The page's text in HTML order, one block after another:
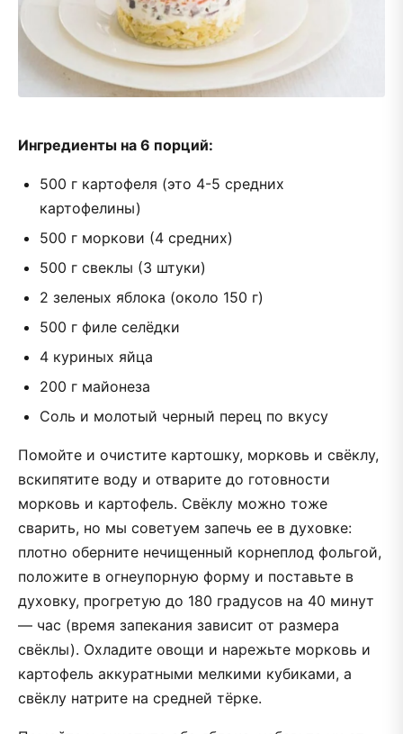
Ингредиенты на 6 порций:
500 г картофеля (это 4-5 средних
картофелины)
500 г моркови (4 средних)
500 г свеклы (3 штуки)
2 зеленых яблока (около 150 г)
500 г филе селёдки
4 куриных яйца
200 г майонеза
Соль и молотый черный перец по вкусу
Помойте и очистите картошку, морковь и свёклу,
вскипятите воду и отварите до готовности
морковь и картофель. Свёклу можно тоже
сварить, но мы советуем запечь ее в духовке:
плотно оберните нечищенный корнеплод фольгой,
положите в огнеупорную форму и поставьте в
духовку, прогретую до 180 градусов на 40 минут
— час (время запекания зависит от размера
свёклы). Охладите овощи и нарежьте морковь и
картофель аккуратными мелкими кубиками, а
свёклу натрите на средней тёрке.